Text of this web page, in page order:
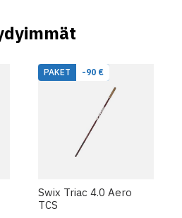
PAKET -90 €
Swix Triac 4.0 Aero
TCS